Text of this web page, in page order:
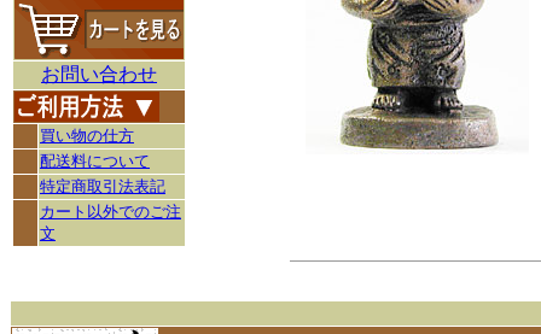
お問い合わせ
買い物の仕方
配送料について
特定商取引法表記
カート以外でのご注
文